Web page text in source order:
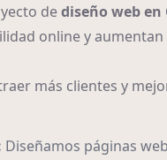
dediseño web en
online y aumentan
más clientes y
Diseñamos páginas